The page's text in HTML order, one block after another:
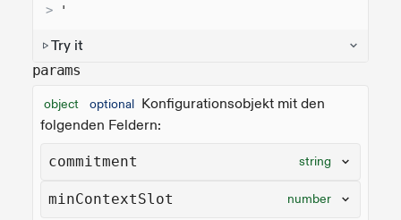
>
'
Try it
params
object optional Konfigurationsobjekt mit den
folgenden Feldern:
commitment string
minContextSlot number